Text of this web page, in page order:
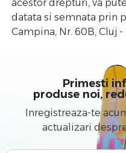
acestor drepturi, va
datata si semnata prin
Campina, Nr. 60B, Cluj -
Primesti
produse noi,
Inregistreaza-te
actualizari